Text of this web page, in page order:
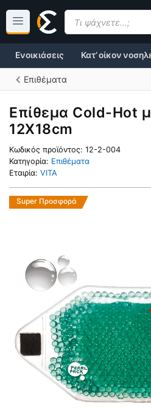
περιεχόμενο
Products
search
Κατ’ οίκον
Ενοικιάσεις
Επιθέματα
Επίθεμα Cold-Hot
12X18cm
Κωδικός προϊόντος: 12-2-004
Κατηγορία: Επιθέματα
Εταιρία: VITA
Super Προσφορά